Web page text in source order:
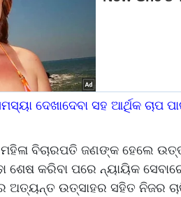
ଦେଖାଦେବା ସହ ଆର୍ଥିକ ଚାପ
ବିଚାରପତି ଜଣଙ୍କ ହେଲେ
ଶେଷ କରିବା ପରେ ନ୍ୟାୟିକ
ଅତ୍ୟନ୍ତ ଉତ୍ସାହର ସହିତ ନିଜର